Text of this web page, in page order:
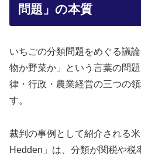
問題」の本質
いちごの分類問題をめぐる議
物か野菜か」という言葉の問
律・行政・農業経営の三つの
す。
裁判の事例として紹介される
Hedden」は、分類が関税や税